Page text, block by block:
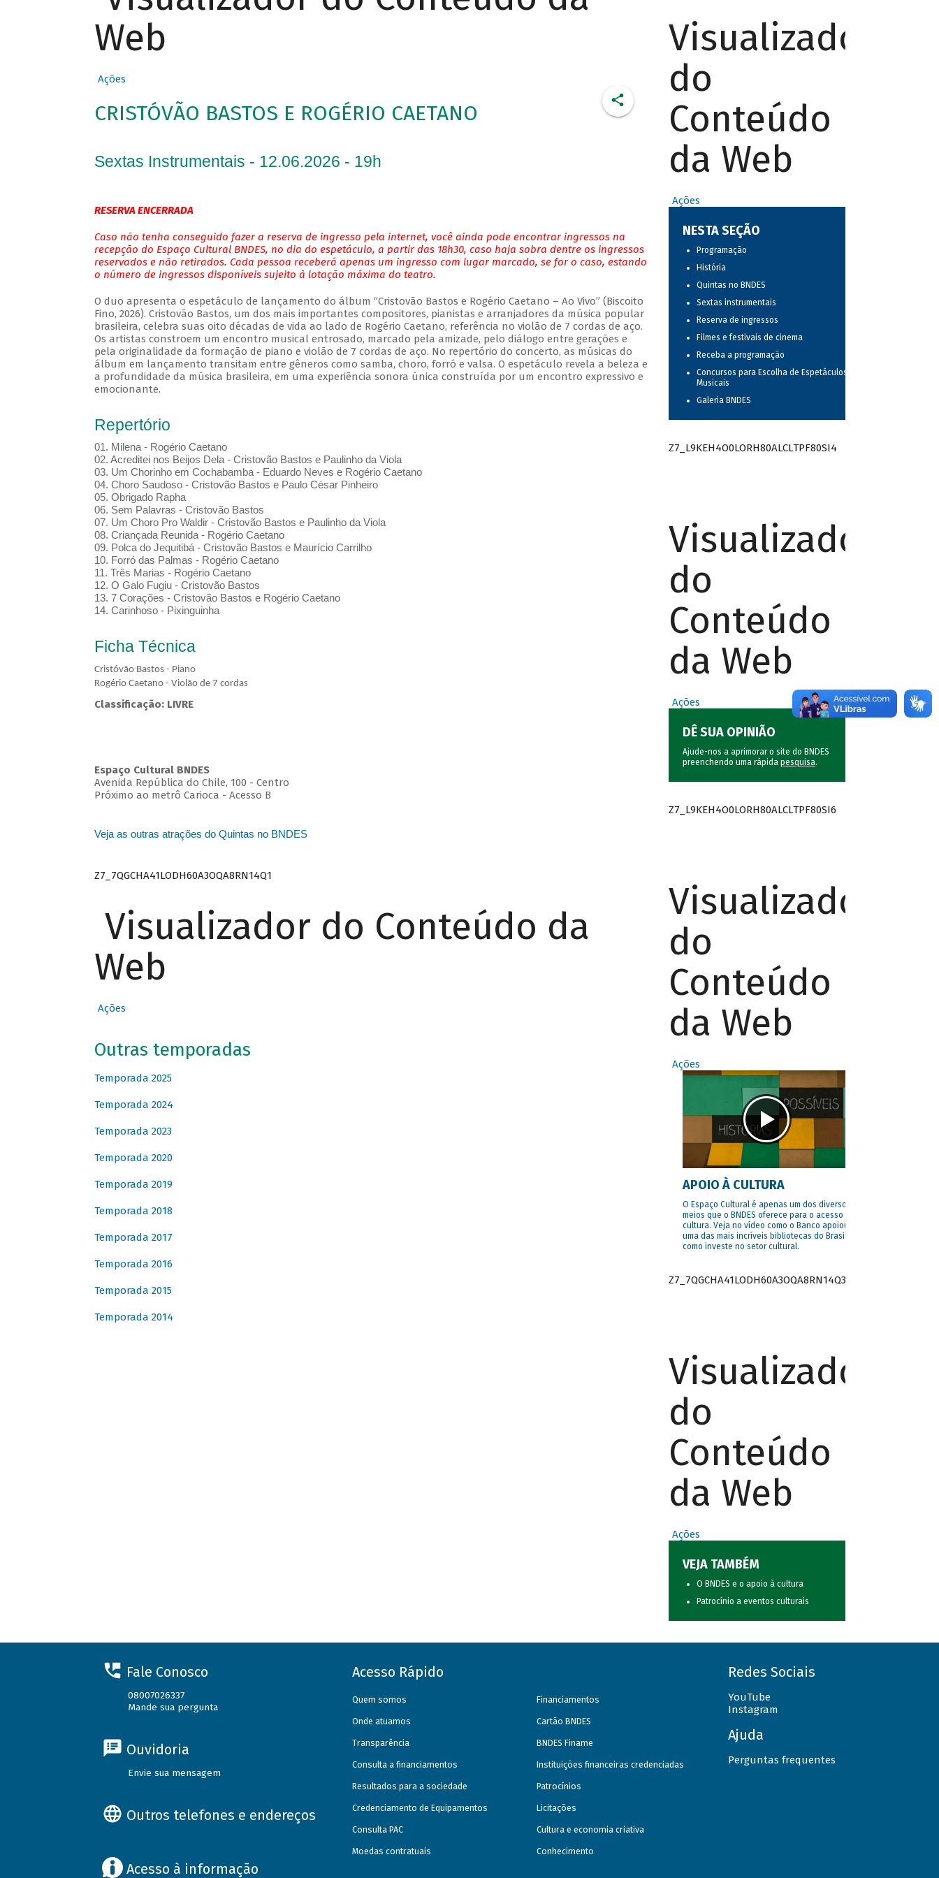
Web
Ações
CRISTÓVÃO BASTOS E ROGÉRIO CAETANO
Sextas Instrumentais - 12.06.2026 - 19h
RESERVA ENCERRADA
Caso não tenha conseguido fazer a reserva de ingresso pela internet, você ainda pode encontrar ingressos na
recepção do Espaço Cultural BNDES, no dia do espetáculo, a partir das 18h30, caso haja sobra dentre os ingressos
reservados e não retirados. Cada pessoa receberá apenas um ingresso com lugar marcado, se for o caso, estando
o número de ingressos disponíveis sujeito à lotação máxima do teatro.
O duo apresenta o espetáculo de lançamento do álbum “Cristovão Bastos e Rogério Caetano – Ao Vivo” (Biscoito
Fino, 2026). Cristovão Bastos, um dos mais importantes compositores, pianistas e arranjadores da música popular
brasileira, celebra suas oito décadas de vida ao lado de Rogério Caetano, referência no violão de 7 cordas de aço.
Os artistas constroem um encontro musical entrosado, marcado pela amizade, pelo diálogo entre gerações e
pela originalidade da formação de piano e violão de 7 cordas de aço. No repertório do concerto, as músicas do
álbum em lançamento transitam entre gêneros como samba, choro, forró e valsa. O espetáculo revela a beleza e
a profundidade da música brasileira, em uma experiência sonora única construída por um encontro expressivo e
emocionante.
Repertório
01. Milena - Rogério Caetano
02. Acreditei nos Beijos Dela - Cristovão Bastos e Paulinho da Viola
03. Um Chorinho em Cochabamba - Eduardo Neves e Rogério Caetano
04. Choro Saudoso - Cristovão Bastos e Paulo César Pinheiro
05. Obrigado Rapha
06. Sem Palavras - Cristovão Bastos
07. Um Choro Pro Waldir - Cristovão Bastos e Paulinho da Viola
08. Criançada Reunida - Rogério Caetano
09. Polca do Jequitibá - Cristovão Bastos e Maurício Carrilho
10. Forró das Palmas - Rogério Caetano
11. Três Marias - Rogério Caetano
12. O Galo Fugiu - Cristovão Bastos
13. 7 Corações - Cristovão Bastos e Rogério Caetano
14. Carinhoso - Pixinguinha
Ficha Técnica
Cristóvão Bastos - Piano
Rogério Caetano - Violão de 7 cordas
Classificação: LIVRE
Espaço Cultural BNDES
Avenida República do Chile, 100 - Centro
Próximo ao metrô Carioca - Acesso B
Veja as outras atrações do Quintas no BNDES
Z7_7QGCHA41LODH60A3OQA8RN14Q1
Visualizador do Conteúdo da
Web
Ações
Outras temporadas
Temporada 2025
Temporada 2024
Temporada 2023
Temporada 2020
Temporada 2019
Temporada 2018
Temporada 2017
Temporada 2016
Temporada 2015
Temporada 2014
Visualizador
do
Conteúdo
da Web
Ações
NESTA SEÇÃO
Programação
História
Quintas no BNDES
Sextas instrumentais
Reserva de ingressos
Filmes e festivais de cinema
Receba a programação
Concursos para Escolha de Espetáculos
Musicais
Galeria BNDES
Z7_L9KEH4O0LORH80ALCLTPF80SI4
Visualizador
do
Conteúdo
da Web
Ações
DÊ SUA OPINIÃO
Ajude-nos a aprimorar o site do BNDES
preenchendo uma rápida pesquisa.
Z7_L9KEH4O0LORH80ALCLTPF80SI6
Visualizador
do
Conteúdo
da Web
Ações
APOIO À CULTURA
O Espaço Cultural é apenas um dos diversos
meios que o BNDES oferece para o acesso à
cultura. Veja no vídeo como o Banco apoiou
uma das mais incríveis bibliotecas do Brasil e
como investe no setor cultural.
Z7_7QGCHA41LODH60A3OQA8RN14Q3
Visualizador
do
Conteúdo
da Web
Ações
VEJA TAMBÉM
O BNDES e o apoio à cultura
Patrocínio a eventos culturais
Fale Conosco
08007026337
Mande sua pergunta
Ouvidoria
Envie sua mensagem
Outros telefones e endereços
Acesso à informação
Acesso Rápido
Quem somos
Onde atuamos
Transparência
Consulta a financiamentos
Resultados para a sociedade
Credenciamento de Equipamentos
Consulta PAC
Moedas contratuais
Financiamentos
Cartão BNDES
BNDES Finame
Instituições financeiras credenciadas
Patrocínios
Licitações
Cultura e economia criativa
Conhecimento
Redes Sociais
YouTube
Instagram
Ajuda
Perguntas frequentes